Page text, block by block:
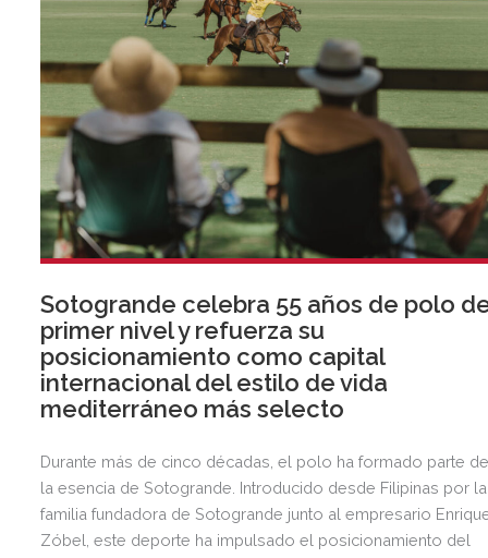
Sotogrande celebra 55 años de polo
primer nivel y refuerza su
posicionamiento como capital
internacional del estilo de vida
mediterráneo más selecto
Durante más de cinco décadas, el polo ha formado parte
la esencia de Sotogrande. Introducido desde Filipinas por la
familia fundadora de Sotogrande junto al empresario
Zóbel, este deporte ha impulsado el posicionamiento del